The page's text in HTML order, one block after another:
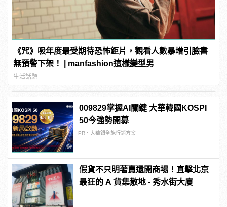
《咒》吸年度最受期待恐怖鉅片，觀看人數暴增引臉書
無預警下架！ | manfashion這樣變型男
生活話題
009829掌握AI關鍵 大華韓國KOSPI
50今強勢開募
PR・大華銀全能行銷方案
假貨不只明著賣還開商場！直擊北京
最狂的 A 貨集散地 - 秀水街大廈